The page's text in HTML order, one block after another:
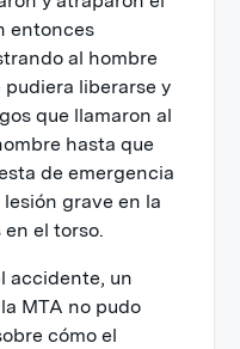
entonces
al hombre
pudiera liberarse y
que llamaron al
hasta que
de emergencia
grave en la
el torso.
accidente, un
MTA no pudo
cómo el